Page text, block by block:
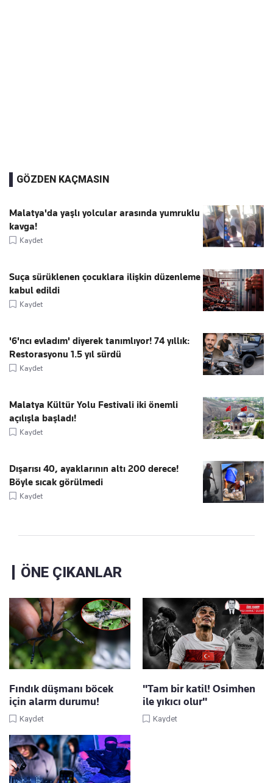
GÖZDEN KAÇMASIN
Malatya'da yaşlı yolcular arasında yumruklu
kavga!
Kaydet
Suça sürüklenen çocuklara ilişkin düzenleme
kabul edildi
Kaydet
'6'ncı evladım' diyerek tanımlıyor! 74 yıllık:
Restorasyonu 1.5 yıl sürdü
Kaydet
Malatya Kültür Yolu Festivali iki önemli
açılışla başladı!
Kaydet
Dışarısı 40, ayaklarının altı 200 derece!
Böyle sıcak görülmedi
Kaydet
ÖNE ÇIKANLAR
Fındık düşmanı böcek
için alarm durumu!
Kaydet
"Tam bir katil! Osimhen
ile yıkıcı olur"
Kaydet